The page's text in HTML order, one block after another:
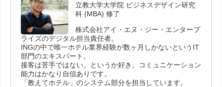
立教大学大学院 ビジネスデザイン研究
科 (MBA) 修了
株式会社アイ・エヌ・ジー・エンタープ
ライズのデジタル担当責任者。
INGの中で唯一ホテル業界経験が数ヶ月しかないというIT
部門のエキスパート。
接客は苦手ではない。というか好き。コミュニケーション
能力はかなり自信ありです。
「教えてホテル」のシステム部分を担当しています。